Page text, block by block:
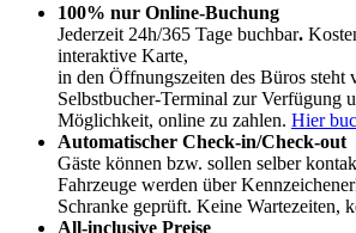
100% nur Online-Buchung
Jederzeit 24h/365 Tage buchbar.
interaktive Karte,
in den Öffnungszeiten des Büros steht
Selbstbucher-Terminal zur Verfügung
Möglichkeit, online zu zahlen. Hier
Automatischer Check-in/Check-out
Gäste können bzw. sollen selber
Fahrzeuge werden über
Schranke geprüft. Keine Wartezeiten,
All-inclusive Preise